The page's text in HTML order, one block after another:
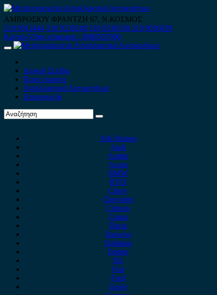
Skip
to
content
ΑΜΒΡΟΣΙΟΥ ΦΡΑΝΤΖΗ 67, Ν.ΚΟΣΜΟΣ
210 9012444 210 9239148 210 9238158 210 9026839
Κινητό-Viber-whatsapp : 6980507900
Primary
Αρχική Σελίδα
Ποιοί είμαστε
Ανταλλακτικά Αυτοκινήτων
Επικοινωνία
Alfa Romeo
Audi
Austin
Acura
BMW
BYD
Chery
Chevrolet
Citroen
Cupra
Dacia
Daewoo
Daihatsu
Dodge
DS
Fiat
Ford
Geely